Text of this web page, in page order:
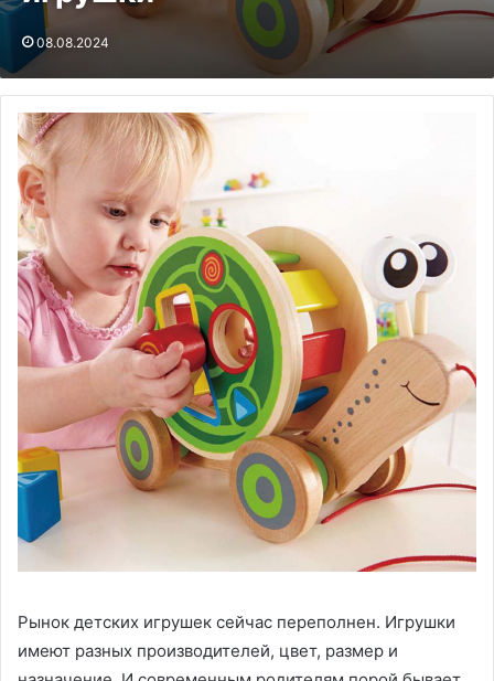
08.08.2024
Рынок детских игрушек сейчас переполнен. Игрушки
имеют разных производителей, цвет, размер и